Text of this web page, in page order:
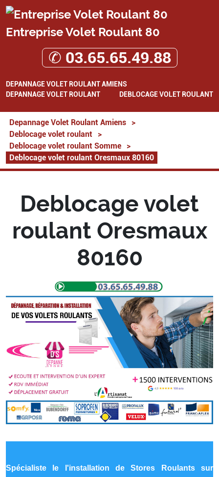
Entreprise Volet Roulant 80
✆ 03.65.65.49.88
DEPANNAGE VOLET ROULANT AMIENS
DEPANNAGE VOLET ROULANT
DEBLOCAGE VOLET ROULANT
Depannage Volet Roulant Amiens
>
Deblocage volet roulant
>
Deblocage volet roulant Somme
>
Deblocage volet roulant Oresmaux 80160
Deblocage volet
roulant Oresmaux
80160
Spécialiste le l'installation de Stores Roulants sur